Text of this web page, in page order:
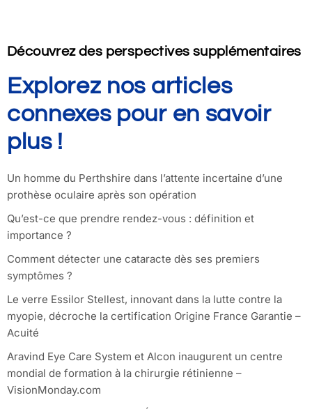
Découvrez des perspectives supplémentaires
Explorez nos articles
connexes pour en savoir
plus !
Un homme du Perthshire dans l’attente incertaine d’une
prothèse oculaire après son opération
Qu’est-ce que prendre rendez-vous : définition et
importance ?
Comment détecter une cataracte dès ses premiers
symptômes ?
Le verre Essilor Stellest, innovant dans la lutte contre la
myopie, décroche la certification Origine France Garantie –
Acuité
Aravind Eye Care System et Alcon inaugurent un centre
mondial de formation à la chirurgie rétinienne –
VisionMonday.com